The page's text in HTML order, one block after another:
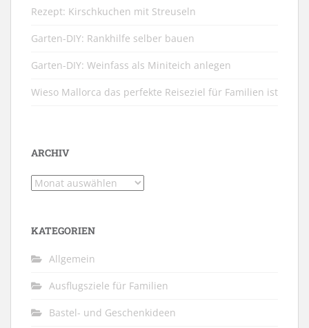
Rezept: Kirschkuchen mit Streuseln
Garten-DIY: Rankhilfe selber bauen
Garten-DIY: Weinfass als Miniteich anlegen
Wieso Mallorca das perfekte Reiseziel für Familien ist
ARCHIV
Archiv
KATEGORIEN
Allgemein
Ausflugsziele für Familien
Bastel- und Geschenkideen